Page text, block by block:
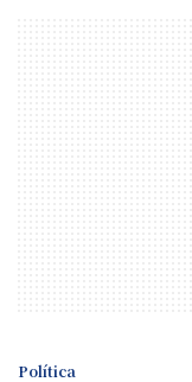
Política